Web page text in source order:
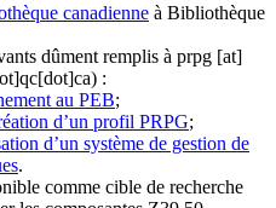
canadienne à Bibliothèque
dûment remplis à prpg [at]
:
au PEB;
d’un profil PRPG;
d’un système de gestion de
.
comme cible de recherche